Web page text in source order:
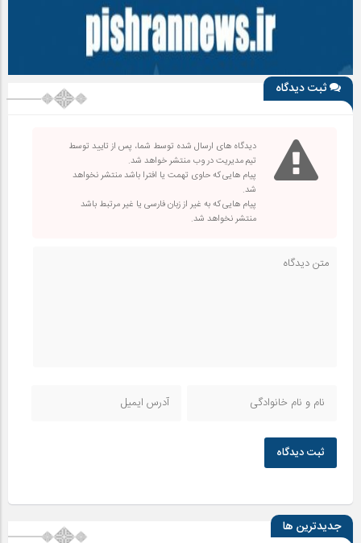
ثبت دیدگاه
دیدگاه های ارسال شده توسط شما، پس از تایید توسط
تیم مدیریت در وب منتشر خواهد شد.
پیام هایی که حاوی تهمت یا افترا باشد منتشر نخواهد
شد.
پیام هایی که به غیر از زبان فارسی یا غیر مرتبط باشد
منتشر نخواهد شد.
ثبت دیدگاه
جدیدترین ها